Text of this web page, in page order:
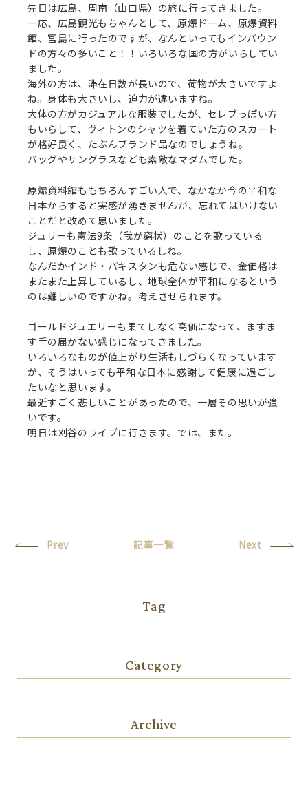
先日は広島、周南（山口県）の旅に行ってきました。
一応、広島観光もちゃんとして、原爆ドーム、原爆資料
館、宮島に行ったのですが、なんといってもインバウン
ドの方々の多いこと！！いろいろな国の方がいらしてい
ました。
海外の方は、滞在日数が長いので、荷物が大きいですよ
ね。身体も大きいし、迫力が違いますね。
大体の方がカジュアルな服装でしたが、セレブっぽい方
もいらして、ヴィトンのシャツを着ていた方のスカート
が格好良く、たぶんブランド品なのでしょうね。
バッグやサングラスなども素敵なマダムでした。
原爆資料館ももちろんすごい人で、なかなか今の平和な
日本からすると実感が湧きませんが、忘れてはいけない
ことだと改めて思いました。
ジュリーも憲法9条（我が窮状）のことを歌っている
し、原爆のことも歌っているしね。
なんだかインド・パキスタンも危ない感じで、金価格は
またまた上昇しているし、地球全体が平和になるという
のは難しいのですかね。考えさせられます。
ゴールドジュエリーも果てしなく高価になって、ますま
す手の届かない感じになってきました。
いろいろなものが値上がり生活もしづらくなっています
が、そうはいっても平和な日本に感謝して健康に過ごし
たいなと思います。
最近すごく悲しいことがあったので、一層その思いが強
いです。
明日は刈谷のライブに行きます。では、また。
Prev 記事一覧 Next
Tag
Category
Archive